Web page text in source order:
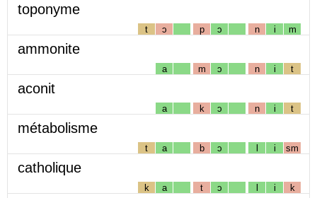
toponyme
t ɔ p ɔ n i m
ammonite
a m ɔ n i t
aconit
a k ɔ n i t
métabolisme
t a b ɔ l i sm
catholique
k a t ɔ l i k